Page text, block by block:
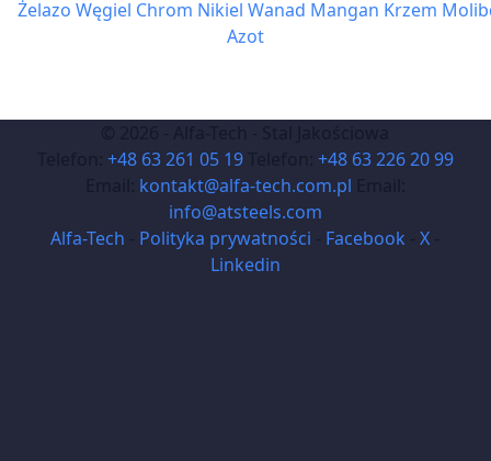
Żelazo Węgiel Chrom Nikiel Wanad Mangan Krzem
Azot
+48 63 261 05 19
+48 63 226 20 99
kontakt@alfa-tech.com.pl
info@atsteels.com
Alfa-Tech
Polityka prywatności Facebook -X
Linkedin